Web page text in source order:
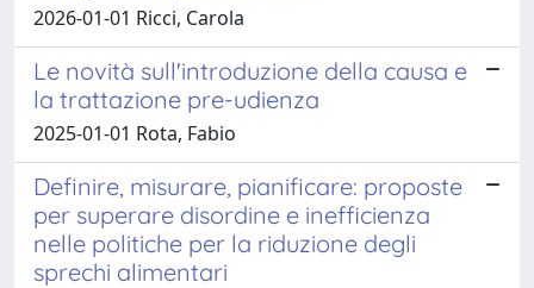
2026-01-01 Ricci, Carola
Le novità sull'introduzione della causa e
la trattazione pre-udienza
2025-01-01 Rota, Fabio
Definire, misurare, pianificare: proposte
per superare disordine e inefficienza
nelle politiche per la riduzione degli
sprechi alimentari